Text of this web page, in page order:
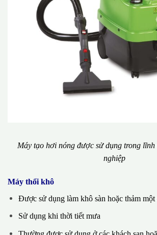
Máy tạo hơi nóng được sử dụng trong lĩnh
nghiệp
Máy thổi khô
Được sử dụng làm khô sàn hoặc thảm một
Sử dụng khi thời tiết mưa